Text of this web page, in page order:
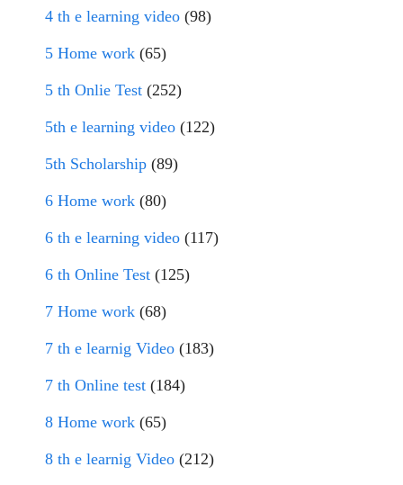
4 th e learning video (98)
5 Home work (65)
5 th Onlie Test (252)
5th e learning video (122)
5th Scholarship (89)
6 Home work (80)
6 th e learning video (117)
6 th Online Test (125)
7 Home work (68)
7 th e learnig Video (183)
7 th Online test (184)
8 Home work (65)
8 th e learnig Video (212)